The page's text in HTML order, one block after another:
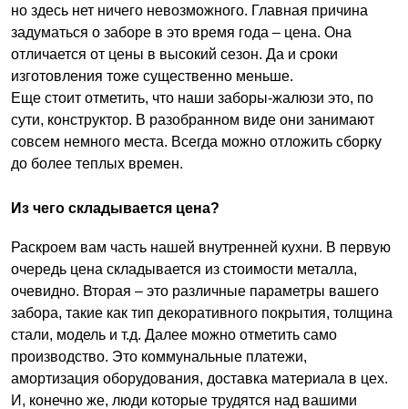
но здесь нет ничего невозможного. Главная причина
задуматься о заборе в это время года – цена. Она
отличается от цены в высокий сезон. Да и сроки
изготовления тоже существенно меньше.
Еще стоит отметить, что наши заборы-жалюзи это, по
сути, конструктор. В разобранном виде они занимают
совсем немного места. Всегда можно отложить сборку
до более теплых времен.
Из чего складывается цена?
Раскроем вам часть нашей внутренней кухни. В первую
очередь цена складывается из стоимости металла,
очевидно. Вторая – это различные параметры вашего
забора, такие как тип декоративного покрытия, толщина
стали, модель и т.д. Далее можно отметить само
производство. Это коммунальные платежи,
амортизация оборудования, доставка материала в цех.
И, конечно же, люди которые трудятся над вашими